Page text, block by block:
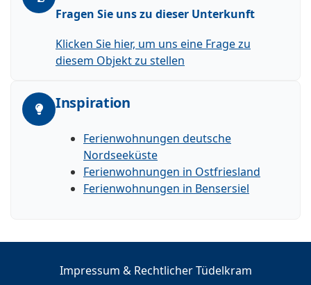
Fragen Sie uns zu dieser Unterkunft
Klicken Sie hier, um uns eine Frage zu
diesem Objekt zu stellen
Inspiration
Ferienwohnungen deutsche
Nordseeküste
Ferienwohnungen in Ostfriesland
Ferienwohnungen in Bensersiel
Impressum & Rechtlicher Tüdelkram